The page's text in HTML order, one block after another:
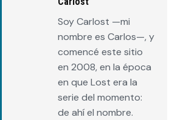
Soy Carlost —mi
nombre es Carlos—, y
comencé este sitio
en 2008, en la época
en que Lost era la
serie del momento:
de ahí el nombre.